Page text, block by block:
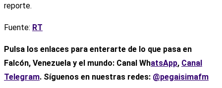
reporte.
Fuente: RT
Pulsa los enlaces para enterarte de lo que pasa en
Falcón, Venezuela y el mundo: Canal WhatsApp, Canal
Telegram. Síguenos en nuestras redes: @pegaisimafm